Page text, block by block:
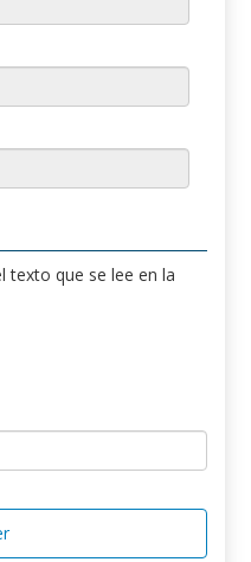
texto que se lee en la